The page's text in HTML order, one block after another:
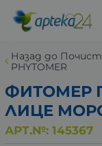
Назад до
PHYTOMER
ФИТОМЕР
ЛИЦЕ
АРТ.№: 145367